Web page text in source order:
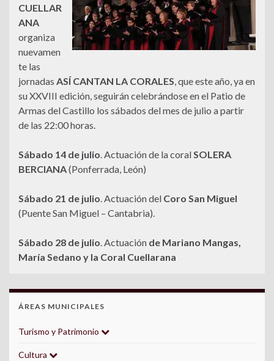
CUELLAR
ANA
organiza
nuevamen
te las
jornadas ASÍ CANTAN LA CORALES, que este año, ya en
su XXVIII edición, seguirán celebrándose en el Patio de
Armas del Castillo los sábados del mes de julio a partir
de las 22:00 horas.
Sábado 14 de julio. Actuación de la coralSOLERA
BERCIANA(Ponferrada, León)
Sábado 21 de julio. Actuación del Coro San Miguel
(Puente San Miguel – Cantabria).
Sábado 28 de julio. Actuación de Mariano Mangas,
María Sedano y la Coral Cuellarana
ÁREAS MUNICIPALES
Turismo y Patrimonio
Cultura